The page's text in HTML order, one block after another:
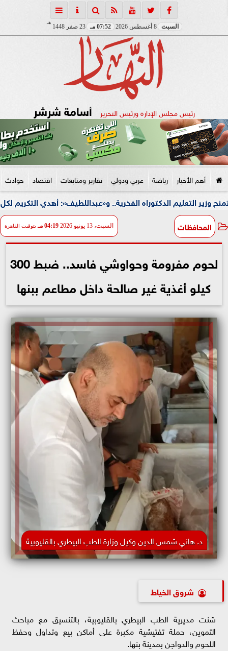
السبت 8 أغسطس 2026 07:52 مـ 23 صفر 1448
هـ
رئيس مجلس الإدارة ورئيس التحرير أسامة شرشر
أهم الأخبار رياضة عربي ودولي تقارير ومتابعات اقتصاد حوادث
الدكتوراه الفخرية.. و«عبداللطيف»: أهدي التكريم لكل معلم في
المحافظات السبت، 13 يونيو 2026 04:19 مـ بتوقيت القاهرة
لحوم مفرومة وحواوشي فاسد.. ضبط 300
كيلو أغذية غير صالحة داخل مطاعم ببنها
د. هاني شمس الدين وكيل وزارة الطب البيطري بالقليوبية
شروق الخياط
شنت مديرية الطب البيطري بالقليوبية، بالتنسيق مع مباحث
التموين، حملة تفتيشية مكبرة على أماكن بيع وتداول وحفظ
اللحوم والدواجن بمدينة بنها.